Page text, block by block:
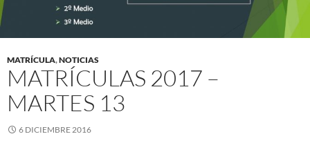
MATRÍCULA,NOTICIAS
MATRÍCULAS 2017 –
MARTES 13
6 DICIEMBRE 2016